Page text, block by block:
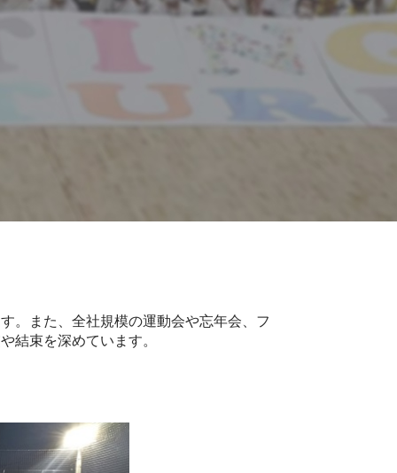
。また、全社規模の運動会や忘年会、フ
結束を深めています。